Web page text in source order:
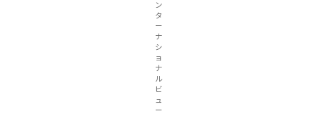
ン
タ
ー
ナ
シ
ョ
ナ
ル
ビ
ュ
ー